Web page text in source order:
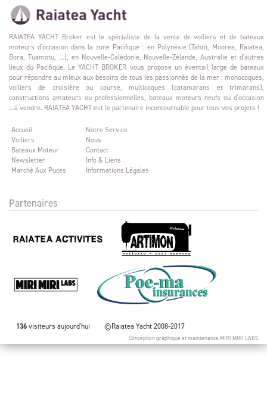
RAIATEA YACHT Broker est le spécialiste de la vente de voiliers et de bateaux
moteurs d'occasion dans la zone Pacifique : en Polynésie (Tahiti, Moorea, Raiatea,
Bora, Tuamotu, ...), en Nouvelle-Calédonie, Nouvelle-Zélande, Australie et d'autres
lieux du Pacifique. Le YACHT BROKER vous propose un éventail large de bateaux
pour répondre au mieux aux besoins de tous les passionnés de la mer : monocoques,
voiliers de croisière ou course, multicoques (catamarans et trimarans),
constructions amateurs ou professionnelles, bateaux moteurs neufs ou d'occasion
...à vendre. RAIATEA YACHT est le partenaire incontournable pour tous vos projets !
Accueil
Voiliers
Bateaux Moteur
Newsletter
Marché Aux Puces
Notre Service
Nous
Contact
Info & Liens
Informations Légales
Partenaires
136visiteurs aujourd'hui ©Raiatea Yacht 2008-2017
Conception graphique et maintenance MIRI MIRI LABS